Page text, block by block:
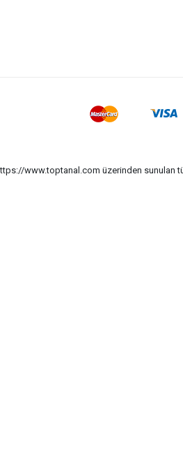
www.toptanal.com üzerinden sunulan